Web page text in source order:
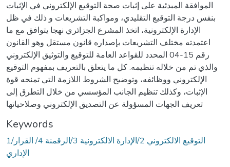
الموافقة المبدئية على إثبات صحة التوقيع الإلكتروني في الإثبات
بنفس درجة التوقيع التقليدي، ومواكبة التشريعات و ذلك في ظل
الإدارة الإلكترونية، اتخذ المشرع الجزائري نهجا يتوافق مع ما
اعتمدته مختلف التشريعات بإصداره قانون مستقل وهو القانون
رقم 15-04 المحدد للقواعد العامة للتوقيع والتوثيق الإلكتروني
والذي تم من خلاله تنظيمه. كل ما يتعلق بالتعريف بمفهوم التوقيع
الإلكتروني ووظائفه، وتوضيح الشروط اللازمة التي تمنحه قوة
الإثبات، وكذلك تنظيم الجانب المؤسسي من خلال التطرق إلى
تعريف الجهات المسؤولة عن التصديق الإلكتروني وصلاحياتها
Keywords
1/التوقيع الالكتروني 2/الإدارة الالكترونية 3/الرقمنة 4/ القرار
الإداري